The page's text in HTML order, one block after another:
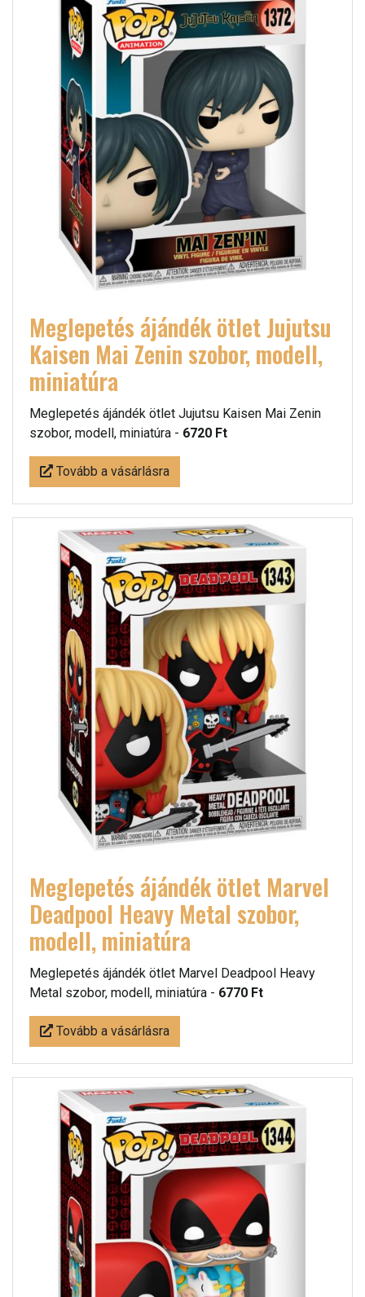
Meglepetés ájándék ötlet Jujutsu
Kaisen Mai Zenin szobor, modell,
miniatúra
Meglepetés ájándék ötlet Jujutsu Kaisen Mai Zenin
szobor, modell, miniatúra - 6720 Ft
Tovább a vásárlásra
Meglepetés ájándék ötlet Marvel
Deadpool Heavy Metal szobor,
modell, miniatúra
Meglepetés ájándék ötlet Marvel Deadpool Heavy
Metal szobor, modell, miniatúra - 6770 Ft
Tovább a vásárlásra